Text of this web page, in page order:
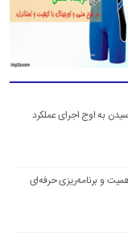
به اوج اجرای عملکرد
و برنامه‌ریزی حرفه‌ای